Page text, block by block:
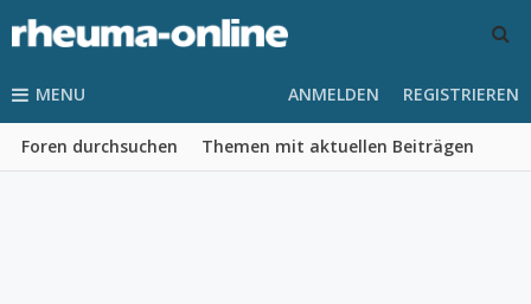
MENU
Foren durchsuchen Themen mit aktuellen Beiträgen
ANMELDEN REGISTRIEREN